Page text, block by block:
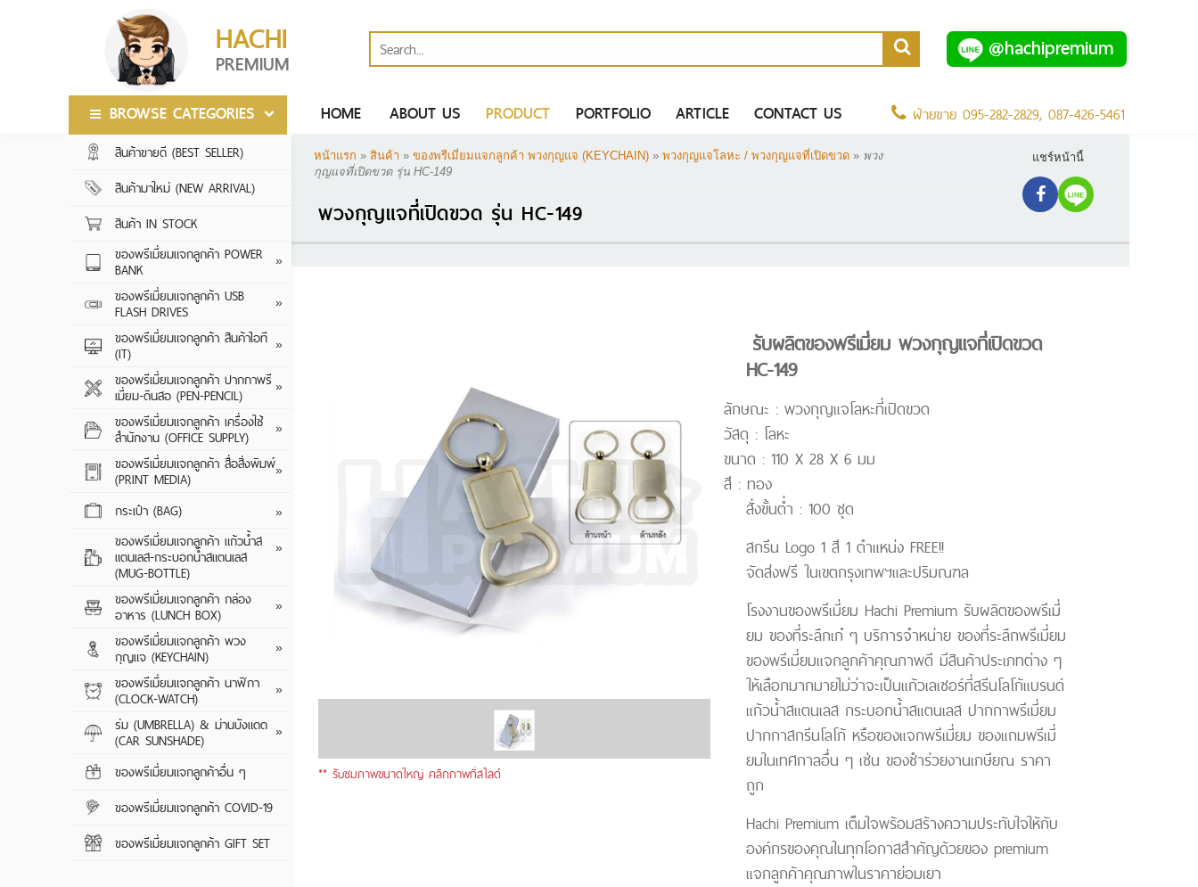
@hachipremium
HACHI
PREMIUM
BROWSE CATEGORIES
สินค้าขายดี (BEST SELLER)
สินค้ามาใหม่ (NEW ARRIVAL)
สินค้า IN STOCK
ของพรีเมี่ยมแจกลูกค้า POWER
BANK
ของพรีเมี่ยมแจกลูกค้า USB
FLASH DRIVES
ของพรีเมี่ยมแจกลูกค้า สินค้าไอที
(IT)
พัดลมมินิ / พัดลมตั้งโต๊ะ
CAR CHARGER
ของพรีเมี่ยมแจกลูกค้า ปากกาพรี
เมี่ยม-ดินสอ (PEN-PENCIL) ปากกาพรีเมี่ยม ปากกาสกรีนโลโก้ -
ของพรีเมี่ยมแจกลูกค้า เครื่องใช้
สำนักงาน (OFFICE SUPPLY)
ของพรีเมี่ยมแจกลูกค้า สื่อสิ่งพิมพ์
(PRINT MEDIA)
ถุงกระดาษ / ถุงพลาสติก
พัดกระดาษ / พัดพลาสติก
แฟ้มกระดาษ / แฟ้มพลาสติก
กระดาษก้อน / กระดาษโพสอิท
กระเป๋า (BAG)
กระเป๋าผ้าสปันบอนด์
กระเป๋าผ้าพับเก็บได้
กระเป๋าเป้ / กระเป๋าใส่โน๊ตบุ๊ค
กระเป๋าเก็บความเย็น
ของพรีเมี่ยมแจกลูกค้า แก้วน้ำส
แตนเลส-กระบอกน้ำสแตนเลส
(MUG-BOTTLE)
พลาสติก / แบบรักษ์โลก
แก้วน้ำสแตนเลส กระบอกน้ำสแตนเลส
ของพรีเมี่ยมแจกลูกค้า กล่อง
อาหาร (LUNCH BOX)
กล่องอาหารพลาสติก
ของพรีเมี่ยมแจกลูกค้า พวง
กุญแจ (KEYCHAIN)
พวงกุญแจพลาสติก / พวงกุญแจที่
เปิดขวด
ของพรีเมี่ยมแจกลูกค้า นาฬิกา
(CLOCK-WATCH)
ร่ม (UMBRELLA) & ม่านบังแดด
(CAR SUNSHADE)
SUNSHADE)
ของพรีเมี่ยมแจกลูกค้าอื่น ๆ
ของพรีเมี่ยมแจกลูกค้า COVID-19
ของพรีเมี่ยมแจกลูกค้า GIFT SET
HOME ABOUT US PRODUCT PORTFOLIO ARTICLE CONTACT US ฝ่ายขาย095-282-2829,087-426-5461
สินค้าขายดี (BEST SELLER)
สินค้ามาใหม่ (NEW ARRIVAL)
สินค้า IN STOCK
ของพรีเมี่ยมแจกลูกค้า POWER
BANK »
ของพรีเมี่ยมแจกลูกค้า USB
FLASH DRIVES »
ของพรีเมี่ยมแจกลูกค้า สินค้าไอที
(IT) »
ของพรีเมี่ยมแจกลูกค้า ปากกาพรี
เมี่ยม-ดินสอ (PEN-PENCIL) »
ของพรีเมี่ยมแจกลูกค้า เครื่องใช้
สำนักงาน (OFFICE SUPPLY) »
ของพรีเมี่ยมแจกลูกค้า สื่อสิ่งพิมพ์
(PRINT MEDIA) »
กระเป๋า (BAG) »
ของพรีเมี่ยมแจกลูกค้า แก้วน้ำส
แตนเลส-กระบอกน้ำสแตนเลส
(MUG-BOTTLE)
»
ของพรีเมี่ยมแจกลูกค้า กล่อง
อาหาร (LUNCH BOX) »
ของพรีเมี่ยมแจกลูกค้า พวง
กุญแจ (KEYCHAIN) »
ของพรีเมี่ยมแจกลูกค้า นาฬิกา
(CLOCK-WATCH) »
ร่ม (UMBRELLA) & ม่านบังแดด
(CAR SUNSHADE) »
ของพรีเมี่ยมแจกลูกค้าอื่น ๆ
ของพรีเมี่ยมแจกลูกค้า COVID-19
ของพรีเมี่ยมแจกลูกค้า GIFT SET
หน้าแรก » สินค้า » ของพรีเมี่ยมแจกลูกค้า พวงกุญแจ (KEYCHAIN) » พวงกุญแจโลหะ / พวงกุญแจที่เปิดขวด » พวง
กุญแจที่เปิดขวด รุ่น HC-149
พวงกุญแจที่เปิดขวด รุ่น HC-149
แชร์หน้านี้
** รับชมภาพขนาดใหญ่ คลิกภาพที่สไลด์
รับผลิตของพรีเมี่ยม พวงกุญแจที่เปิดขวด
HC-149
ลักษณะ : พวงกุญแจโลหะที่เปิดขวด
วัสดุ : โลหะ
ขนาด : 110 X 28 X 6 มม
สี : ทอง
สั่งขั้นต่ำ : 100 ชุด
สกรีน Logo 1 สี 1 ตำแหน่ง FREE!!
จัดส่งฟรี ในเขตกรุงเทพฯและปริมณฑล
โรงงานของพรีเมี่ยม Hachi Premium รับผลิตของพรีเมี่
ยม ของที่ระลึกเก๋ ๆ บริการจำหน่าย ของที่ระลึกพรีเมี่ยม
ของพรีเมี่ยมแจกลูกค้าคุณภาพดี มีสินค้าประเภทต่าง ๆ
ให้เลือกมากมายไม่ว่าจะเป็นแก้วเลเซอร์ที่สรีนโลโก้แบรนด์
แก้วน้ำสแตนเลส กระบอกน้ำสแตนเลส ปากกาพรีเมี่ยม
ปากกาสกรีนโลโก้ หรือของแจกพรีเมี่ยม ของแถมพรีเมี่
ยมในเทศกาลอื่น ๆ เช่น ของชําร่วยงานเกษียณ ราคา
ถูก
Hachi Premium เต็มใจพร้อมสร้างความประทับใจให้กับ
องค์กรของคุณในทุกโอกาสสำคัญด้วยของ premium
แจกลูกค้าคุณภาพในราคาย่อมเยา